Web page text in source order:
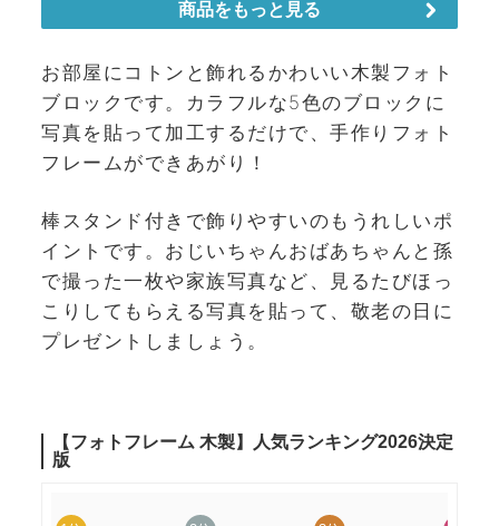
お部屋にコトンと飾れるかわいい木製フォト
ブロックです。カラフルな5色のブロックに
写真を貼って加工するだけで、手作りフォト
フレームができあがり！
棒スタンド付きで飾りやすいのもうれしいポ
イントです。おじいちゃんおばあちゃんと孫
で撮った一枚や家族写真など、見るたびほっ
こりしてもらえる写真を貼って、敬老の日に
プレゼントしましょう。